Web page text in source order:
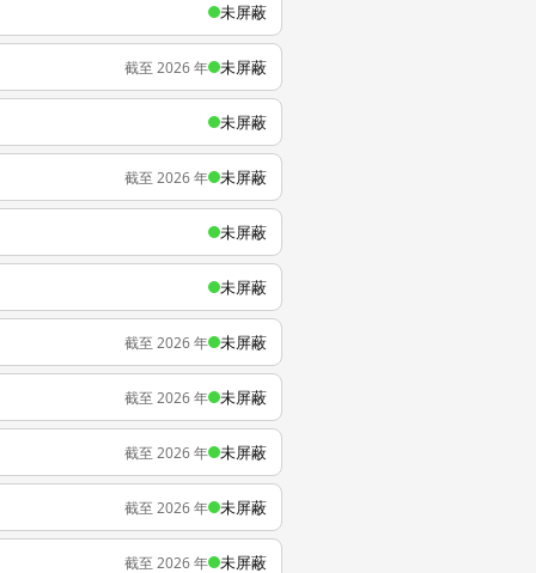
未屏蔽
截至 2026 年 未屏蔽
未屏蔽
截至 2026 年 未屏蔽
未屏蔽
未屏蔽
截至 2026 年 未屏蔽
截至 2026 年 未屏蔽
截至 2026 年 未屏蔽
截至 2026 年 未屏蔽
截至 2026 年 未屏蔽